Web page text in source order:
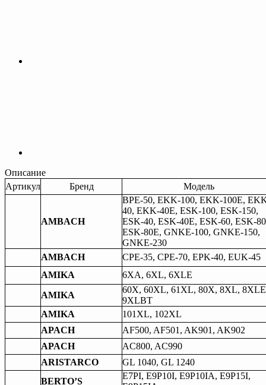
Описание
Артикул
Бренд Модель
AMBACH
BPE-50, EKK-100, EKK-100E,
40, EKK-40E, ESK-100, ESK-150,
ESK-40, ESK-40E, ESK-60, ESK-
ESK-80E, GNKE-100, GNKE-150,
GNKE-230
AMBACH
CPE-35, CPE-70, EPK-40, EUK-45
AMIKA
6XA, 6XL, 6XLE
AMIKA
60X, 60XL, 61XL, 80X, 8XL,
9XLBT
AMIKA
101XL, 102XL
APACH
AF500, AF501, AK901, AK902
APACH
AC800, AC990
ARISTARCO
GL 1040, GL 1240
BERTO’S
E7PI, E9P10I, E9P10IA, E9P15I,